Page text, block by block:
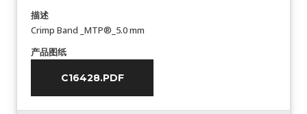
描述
Crimp Band _MTP®_5.0 mm
产品图纸
C16428.PDF